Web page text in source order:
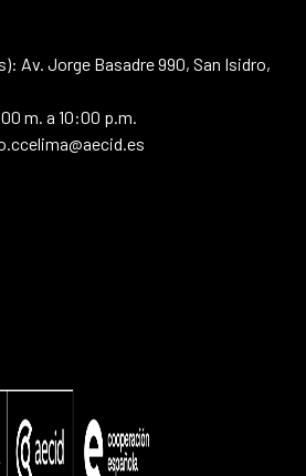
Av. Jorge Basadre 990, San Isidro,
m. a 10:00 p.m.